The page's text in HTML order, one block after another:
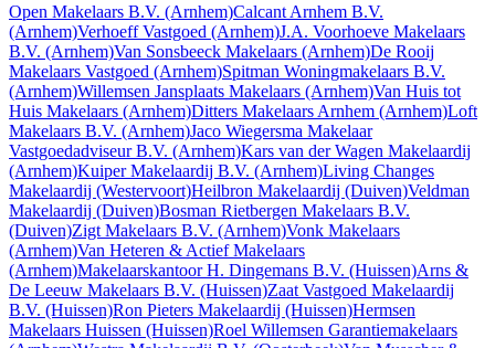
Open Makelaars B.V. (Arnhem)Calcant Arnhem B.V.
(Arnhem)Verhoeff Vastgoed (Arnhem)J.A. Voorhoeve Makelaars
B.V. (Arnhem)Van Sonsbeeck Makelaars (Arnhem)De Rooij
Makelaars Vastgoed (Arnhem)Spitman Woningmakelaars B.V.
(Arnhem)Willemsen Jansplaats Makelaars (Arnhem)Van Huis tot
Huis Makelaars (Arnhem)Ditters Makelaars Arnhem (Arnhem)Loft
Makelaars B.V. (Arnhem)Jaco Wiegersma Makelaar
Vastgoedadviseur B.V. (Arnhem)Kars van der Wagen Makelaardij
(Arnhem)Kuiper Makelaardij B.V. (Arnhem)Living Changes
Makelaardij (Westervoort)Heilbron Makelaardij (Duiven)Veldman
Makelaardij (Duiven)Bosman Rietbergen Makelaars B.V.
(Duiven)Zigt Makelaars B.V. (Arnhem)Vonk Makelaars
(Arnhem)Van Heteren & Actief Makelaars
(Arnhem)Makelaarskantoor H. Dingemans B.V. (Huissen)Arns &
De Leeuw Makelaars B.V. (Huissen)Zaat Vastgoed Makelaardij
B.V. (Huissen)Ron Pieters Makelaardij (Huissen)Hermsen
Makelaars Huissen (Huissen)Roel Willemsen Garantiemakelaars